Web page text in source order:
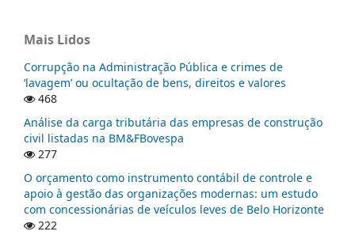
Mais Lidos
Corrupção na Administração Pública e crimes de
‘lavagem’ ou ocultação de bens, direitos e valores
468
Análise da carga tributária das empresas de construção
civil listadas na BM&FBovespa
277
O orçamento como instrumento contábil de controle e
apoio à gestão das organizações modernas: um estudo
com concessionárias de veículos leves de Belo Horizonte
222